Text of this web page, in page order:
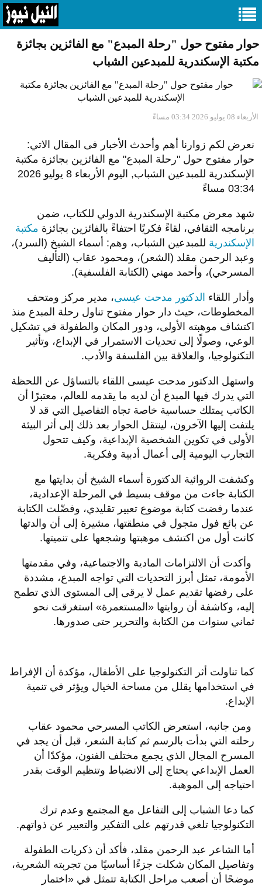
حوار مفتوح حول "رحلة المبدع" مع الفائزين بجائزة
مكتبة الإسكندرية للمبدعين الشباب
الأربعاء 08 يوليو 2026 03:34 مساءً
نعرض لكم زوارنا أهم وأحدث الأخبار فى المقال الاتي:
حوار مفتوح حول "رحلة المبدع" مع الفائزين بجائزة مكتبة
الإسكندرية للمبدعين الشباب, اليوم الأربعاء 8 يوليو 2026
03:34 مساءً
شهد معرض مكتبة الإسكندرية الدولي للكتاب، ضمن
برنامجه الثقافي، لقاءً فكريًا احتفاءً بالفائزين بجائزة مكتبة
الإسكندرية للمبدعين الشباب، وهم: أسماء الشيخ (السرد)،
وعبد الرحمن مقلد (الشعر)، ومحمود عقاب (التأليف
المسرحي)، وأحمد مهني (الكتابة الفلسفية).
وأدار اللقاء الدكتور مدحت عيسى، مدير مركز ومتحف
المخطوطات، حيث دار حوار مفتوح تناول رحلة المبدع منذ
اكتشاف موهبته الأولى، ودور المكان والطفولة في تشكيل
الوعي، وصولًا إلى تحديات الاستمرار في الإبداع، وتأثير
التكنولوجيا، والعلاقة بين الفلسفة والأدب.
واستهل الدكتور مدحت عيسى اللقاء بالتساؤل عن اللحظة
التي يدرك فيها المبدع أن لديه ما يقدمه للعالم، معتبرًا أن
الكاتب يمتلك حساسية خاصة تجاه التفاصيل التي قد لا
يلتفت إليها الآخرون، لينتقل الحوار بعد ذلك إلى أثر البيئة
الأولى في تكوين الشخصية الإبداعية، وكيف تتحول
التجارب اليومية إلى أعمال أدبية وفكرية.
وكشفت الروائية الدكتورة أسماء الشيخ أن بدايتها مع
الكتابة جاءت من موقف بسيط في المرحلة الإعدادية،
عندما رفضت كتابة موضوع تعبير تقليدي، وفضّلت الكتابة
عن بائع فول متجول في منطقتها، مشيرة إلى أن والدتها
كانت أول من اكتشف موهبتها وشجعها على تنميتها.
وأكدت أن الالتزامات المادية والاجتماعية، وفي مقدمتها
الأمومة، تمثل أبرز التحديات التي تواجه المبدع، مشددة
على رفضها تقديم عمل لا يرقى إلى المستوى الذي تطمح
إليه، وكاشفة أن روايتها «المستعمرة» استغرقت نحو
ثماني سنوات من الكتابة والتحرير حتى صدورها.
كما تناولت أثر التكنولوجيا على الأطفال، مؤكدة أن الإفراط
في استخدامها يقلل من مساحة الخيال ويؤثر في تنمية
الإبداع.
ومن جانبه، استعرض الكاتب المسرحي محمود عقاب
رحلته التي بدأت بالرسم ثم كتابة الشعر، قبل أن يجد في
المسرح المجال الذي يجمع مختلف الفنون، مؤكدًا أن
العمل الإبداعي يحتاج إلى الانضباط وتنظيم الوقت بقدر
احتياجه إلى الموهبة.
كما دعا الشباب إلى التفاعل مع المجتمع وعدم ترك
التكنولوجيا تلغي قدرتهم على التفكير والتعبير عن ذواتهم.
أما الشاعر عبد الرحمن مقلد، فأكد أن ذكريات الطفولة
وتفاصيل المكان شكلت جزءًا أساسيًا من تجربته الشعرية،
موضحًا أن أصعب مراحل الكتابة تتمثل في «اختمار